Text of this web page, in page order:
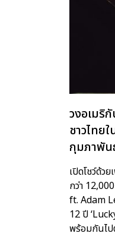
วงอเมริ
ชาวไทย
กุมภาพั
เปิดโชว์ด้ว
กว่า
ft. Adam
12 ปี
พร้อมกันไ